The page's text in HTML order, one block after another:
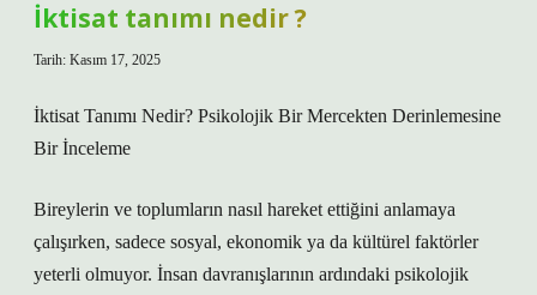
İktisat tanımı nedir ?
Tarih: Kasım 17, 2025
İktisat Tanımı Nedir? Psikolojik Bir Mercekten Derinlemesine
Bir İnceleme
Bireylerin ve toplumların nasıl hareket ettiğini anlamaya
çalışırken, sadece sosyal, ekonomik ya da kültürel faktörler
yeterli olmuyor. İnsan davranışlarının ardındaki psikolojik